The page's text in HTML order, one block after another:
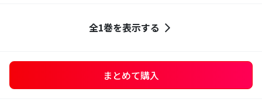
全1巻を表示する
まとめて購入